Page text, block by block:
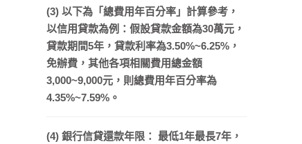
(3) 以下為「總費用年百分率」計算參考，
以信用貸款為例：假設貸款金額為30萬元，
貸款期間5年，貸款利率為3.50%~6.25%，
免辦費，其他各項相關費用總金額
3,000~9,000元，則總費用年百分率為
4.35%~7.59%。
(4) 銀行信貸還款年限： 最低1年最長7年，